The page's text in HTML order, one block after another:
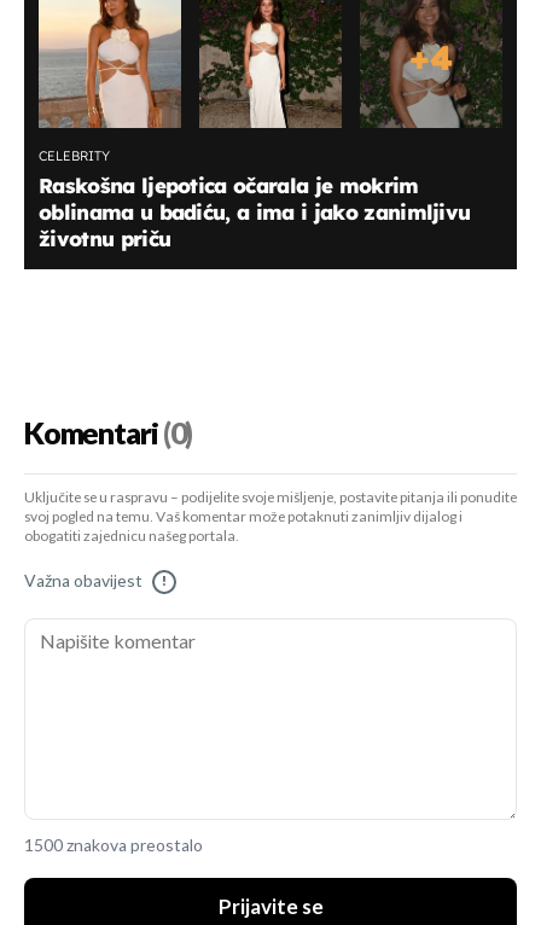
+4
CELEBRITY
Raskošna ljepotica očarala je mokrim
oblinama u badiću, a ima i jako zanimljivu
životnu priču
Komentari(0)
Uključite se u raspravu – podijelite svoje mišljenje, postavite pitanja ili ponudite
svoj pogled na temu. Vaš komentar može potaknuti zanimljiv dijalog i
obogatiti zajednicu našeg portala.
Važna obavijest !
1500 znakova preostalo
Prijavite se